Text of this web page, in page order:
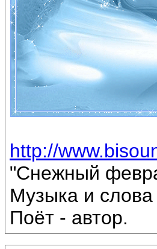
http://
"Снежный
Музыка и
Поёт - автор.